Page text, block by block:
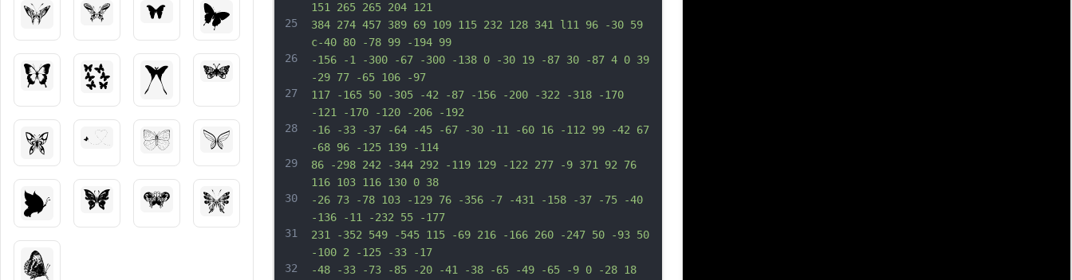
25
26
27
28
29
30
31
32
151 265 265 204 121
384 274 457 389 69 109 115 232 128 341 l11 96 -30 59
c-40 80 -78 99 -194 99
-156 -1 -300 -67 -300 -138 0 -30 19 -87 30 -87 4 0 39
-29 77 -65 106 -97
117 -165 50 -305 -42 -87 -156 -200 -322 -318 -170
-121 -170 -120 -206 -192
-16 -33 -37 -64 -45 -67 -30 -11 -60 16 -112 99 -42 67
-68 96 -125 139 -114
86 -298 242 -344 292 -119 129 -122 277 -9 371 92 76
116 103 116 130 0 38
-26 73 -78 103 -129 76 -356 -7 -431 -158 -37 -75 -40
-136 -11 -232 55 -177
231 -352 549 -545 115 -69 216 -166 260 -247 50 -93 50
-100 2 -125 -33 -17
-48 -33 -73 -85 -20 -41 -38 -65 -49 -65 -9 0 -28 18